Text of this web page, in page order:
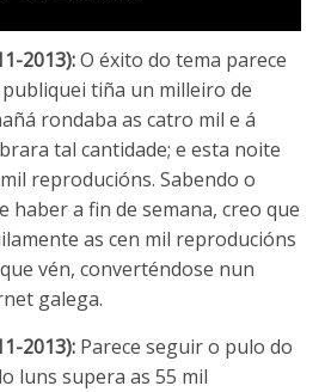
2013):O éxito do tema parece
tiña un milleiro de
rondaba as catro mil e á
tal cantidade; e esta noite
reproducións. Sabendo o
haber a fin de semana, creo que
as cen mil reproducións
vén, converténdose nun
galega.
2013): Parece seguir o pulo do
luns supera as 55 mil